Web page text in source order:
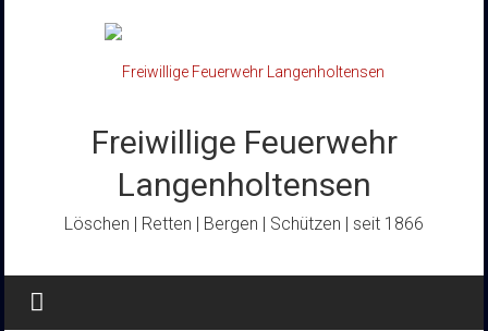
Freiwillige Feuerwehr
Langenholtensen
Löschen | Retten | Bergen | Schützen | seit 1866